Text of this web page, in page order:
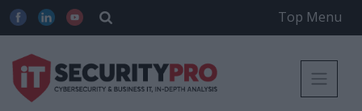
Top Menu